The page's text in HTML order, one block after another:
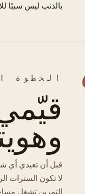
بالذنب ليس سببًا
الخطوة
قبل أن تعيدي أي
لا تكون السترات